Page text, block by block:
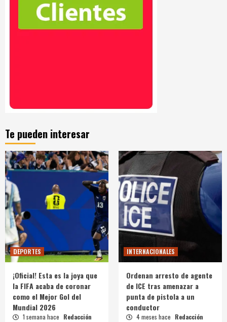
Te pueden interesar
DEPORTES
¡Oficial! Esta es la joya que
la FIFA acaba de coronar
como el Mejor Gol del
Mundial 2026
1 semana hace Redacción
INTERNACIONALES
Ordenan arresto de agente
de ICE tras amenazar a
punta de pistola a un
conductor
4 meses hace Redacción